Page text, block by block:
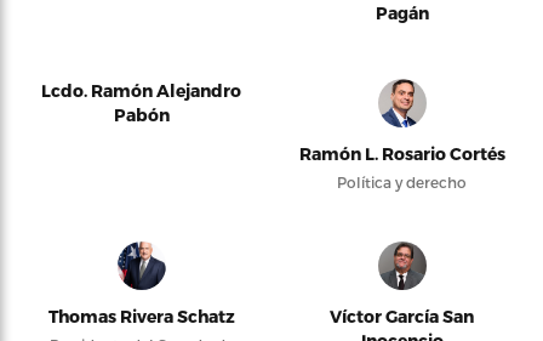
Pagán
Lcdo. Ramón Alejandro
Pabón
Ramón L. Rosario Cortés
Política y derecho
Thomas Rivera Schatz
Víctor García San